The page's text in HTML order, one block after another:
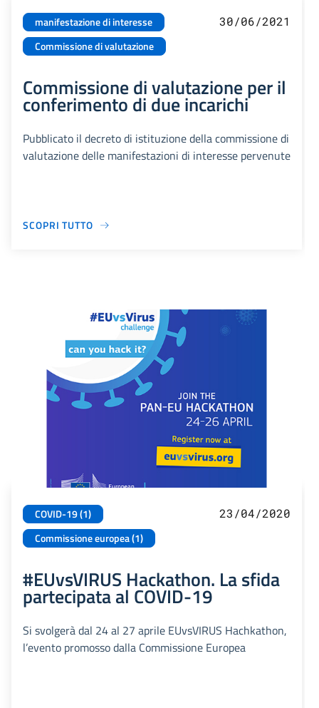
manifestazione di interesse
Commissione di valutazione
30/06/2021
Commissione di valutazione per il
conferimento di due incarichi
Pubblicato il decreto di istituzione della commissione di
valutazione delle manifestazioni di interesse pervenute
SCOPRI TUTTO
COVID-19 (1)
Commissione europea (1)
23/04/2020
#EUvsVIRUS Hackathon. La sfida
partecipata al COVID-19
Si svolgerà dal 24 al 27 aprile EUvsVIRUS Hachkathon,
l’evento promosso dalla Commissione Europea